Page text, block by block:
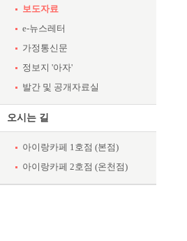
보도자료
e-뉴스레터
가정통신문
정보지 '아자'
발간 및 공개자료실
오시는 길
아이랑카페 1호점 (본점)
아이랑카페 2호점 (온천점)